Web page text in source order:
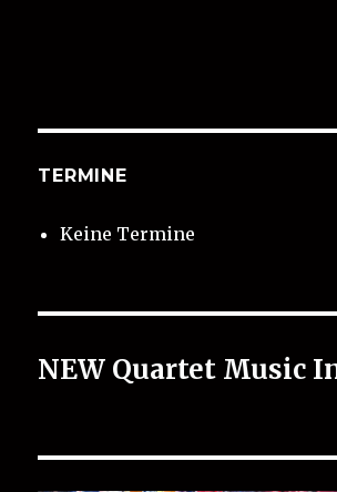
TERMINE
Keine Termine
NEW Quartet Music